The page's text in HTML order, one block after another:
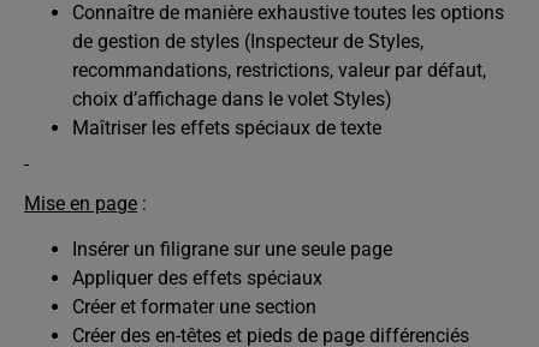
Connaître de manière exhaustive toutes les options
de gestion de styles (Inspecteur de Styles,
recommandations, restrictions, valeur par défaut,
choix d’affichage dans le volet Styles)
Maîtriser les effets spéciaux de texte
Mise en page :
Insérer un filigrane sur une seule page
Appliquer des effets spéciaux
Créer et formater une section
Créer des en-têtes et pieds de page différenciés